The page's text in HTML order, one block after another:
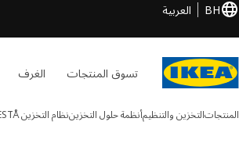
BH العربية
تسوق المنتجات الغرف
المنتجاتالتخزين والتنظيمأنظمة حلول التخزيننظام التخزين BESTÅ